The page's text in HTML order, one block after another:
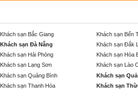
Khách sạn Bắc Giang Khách sạn Bến
Khách sạn Đà Nẵng Khách sạn Đắk
Khách sạn Hải Phòng Khách sạn Hòa
Khách sạn Lạng Sơn Khách sạn Lào
Khách sạn Quảng Bình Khách sạn
Khách sạn Thanh Hóa Khách sạn